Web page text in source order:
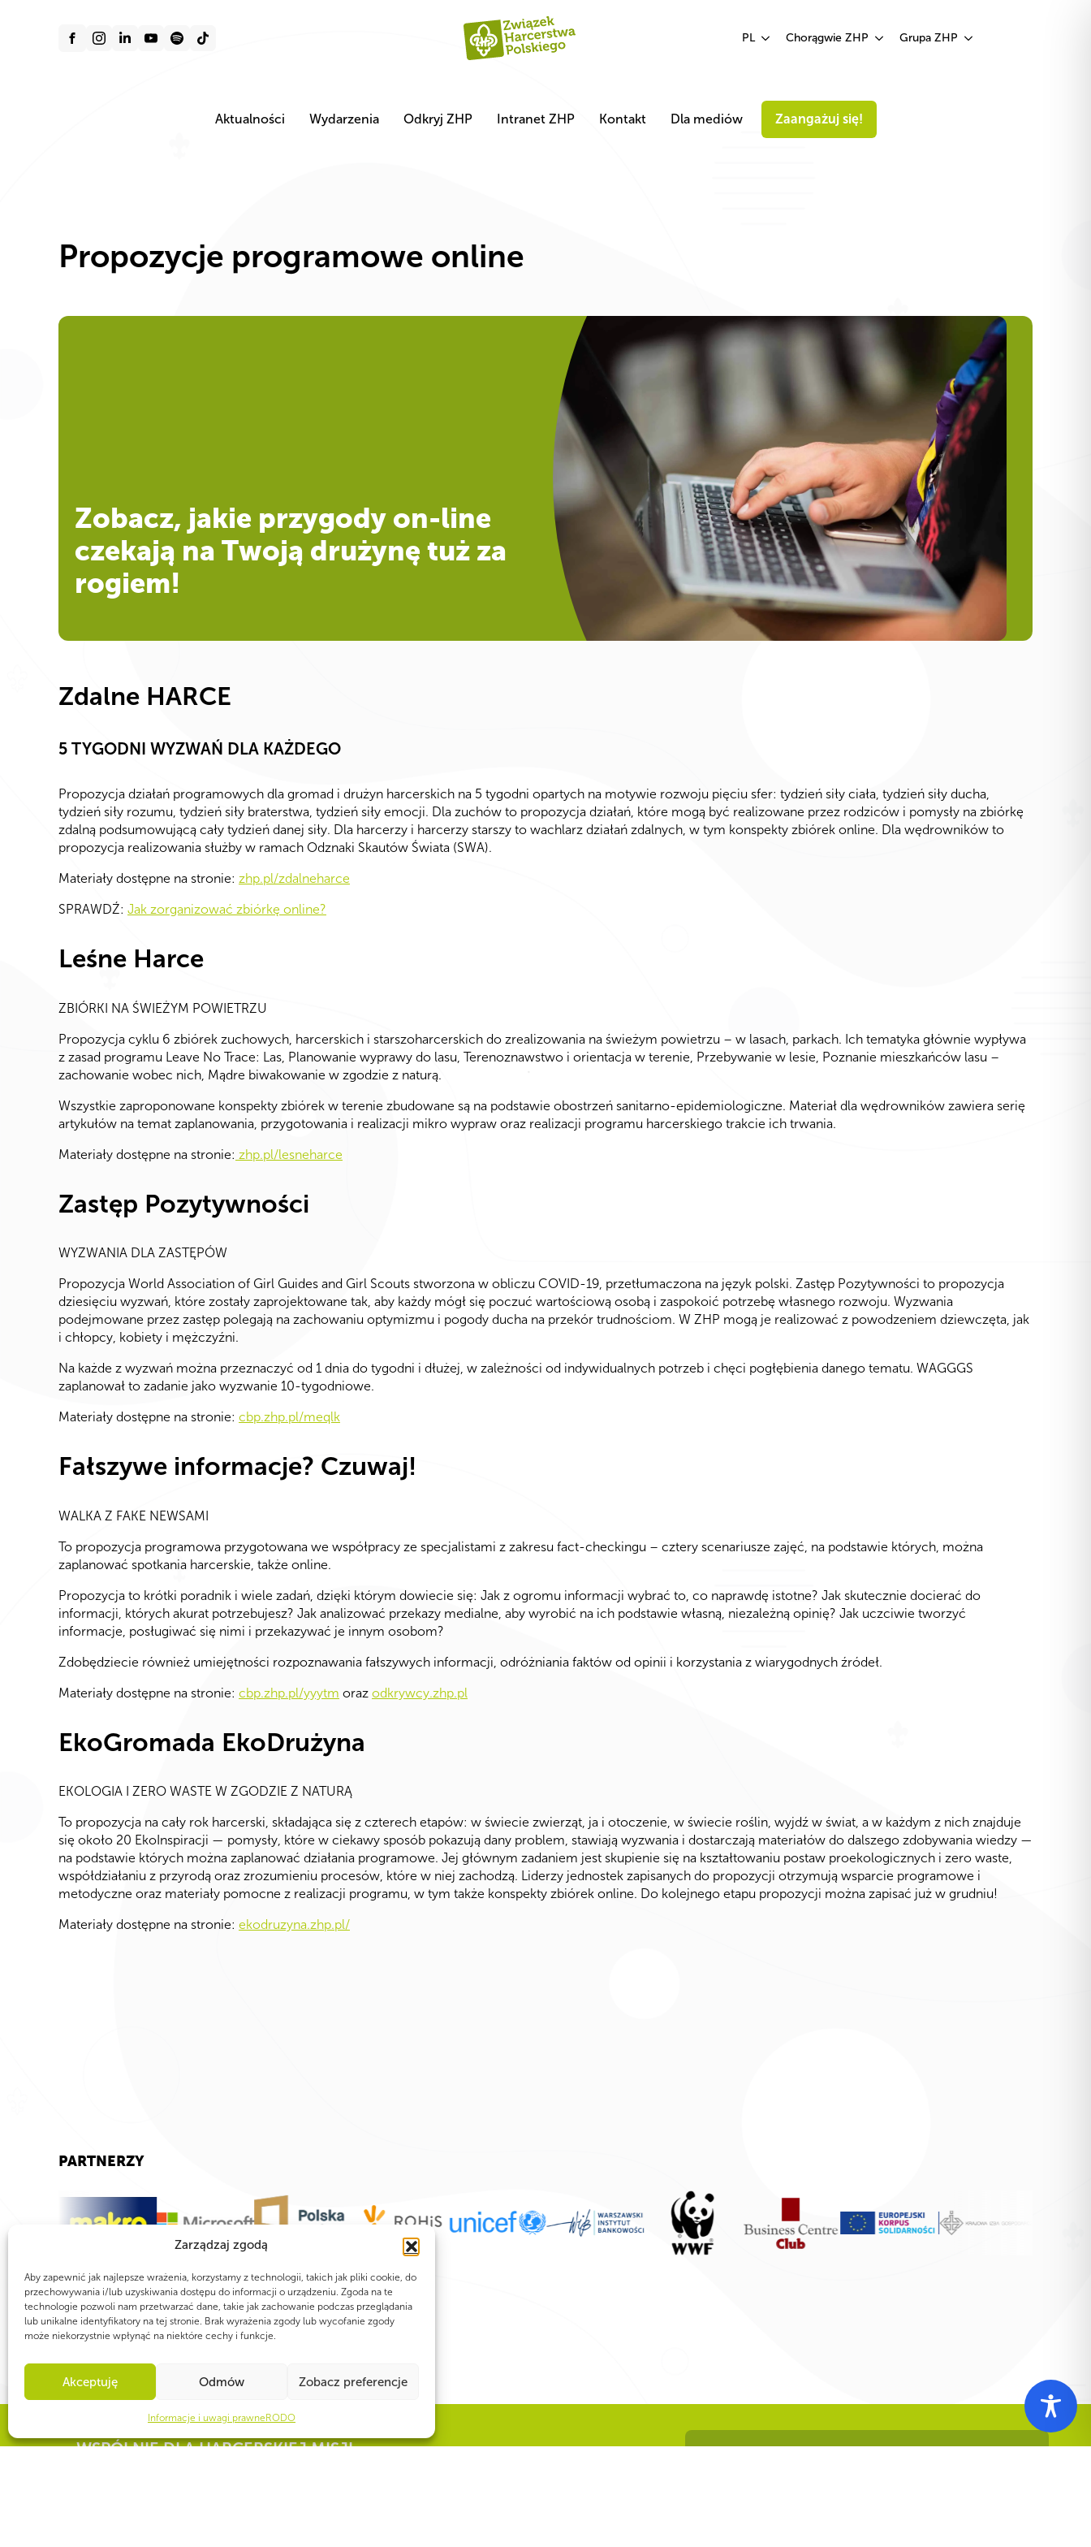
Zarządzaj zgodą
Aby zapewnić jak najlepsze wrażenia, korzystamy z technologii, takich jak pliki cookie, do
przechowywania i/lub uzyskiwania dostępu do informacji o urządzeniu. Zgoda na te
technologie pozwoli nam przetwarzać dane, takie jak zachowanie podczas przeglądania
lub unikalne identyfikatory na tej stronie. Brak wyrażenia zgody lub wycofanie zgody
może niekorzystnie wpłynąć na niektóre cechy i funkcje.
Akceptuję Odmów Zobacz preferencje
Informacje i uwagi prawne RODO
PL Chorągwie ZHP Grupa ZHP
Aktualności Wydarzenia Odkryj ZHP Intranet ZHP Kontakt Dla mediów Zaangażuj się!
Propozycje programowe online
Zobacz, jakie przygody on-line
czekają na Twoją drużynę tuż za
rogiem!
Zdalne HARCE​
5 TYGODNI WYZWAŃ DLA KAŻDEGO
Propozycja działań programowych dla gromad i drużyn harcerskich na 5 tygodni opartych na motywie rozwoju pięciu sfer: tydzień siły ciała, tydzień siły ducha,
tydzień siły rozumu, tydzień siły braterstwa, tydzień siły emocji. Dla zuchów to propozycja działań, które mogą być realizowane przez rodziców i pomysły na zbiórkę
zdalną podsumowującą cały tydzień danej siły. Dla harcerzy i harcerzy starszy to wachlarz działań zdalnych, w tym konspekty zbiórek online. Dla wędrowników to
propozycja realizowania służby w ramach Odznaki Skautów Świata (SWA).
Materiały dostępne na stronie: zhp.pl/zdalneharce
SPRAWDŹ: Jak zorganizować zbiórkę online?
Leśne Harce
ZBIÓRKI NA ŚWIEŻYM POWIETRZU
Propozycja cyklu 6 zbiórek zuchowych, harcerskich i starszoharcerskich do zrealizowania na świeżym powietrzu – w lasach, parkach. Ich tematyka głównie wypływa
z zasad programu Leave No Trace: Las, Planowanie wyprawy do lasu, Terenoznawstwo i orientacja w terenie, Przebywanie w lesie, Poznanie mieszkańców lasu –
zachowanie wobec nich, Mądre biwakowanie w zgodzie z naturą.
Wszystkie zaproponowane konspekty zbiórek w terenie zbudowane są na podstawie obostrzeń sanitarno-epidemiologiczne. Materiał dla wędrowników zawiera serię
artykułów na temat zaplanowania, przygotowania i realizacji mikro wypraw oraz realizacji programu harcerskiego trakcie ich trwania.
Materiały dostępne na stronie: zhp.pl/lesneharce
Zastęp Pozytywności
WYZWANIA DLA ZASTĘPÓW
Propozycja World Association of Girl Guides and Girl Scouts stworzona w obliczu COVID-19, przetłumaczona na język polski. Zastęp Pozytywności to propozycja
dziesięciu wyzwań, które zostały zaprojektowane tak, aby każdy mógł się poczuć wartościową osobą i zaspokoić potrzebę własnego rozwoju. Wyzwania
podejmowane przez zastęp polegają na zachowaniu optymizmu i pogody ducha na przekór trudnościom. W ZHP mogą je realizować z powodzeniem dziewczęta, jak
i chłopcy, kobiety i mężczyźni.
Na każde z wyzwań można przeznaczyć od 1 dnia do tygodni i dłużej, w zależności od indywidualnych potrzeb i chęci pogłębienia danego tematu. WAGGGS
zaplanował to zadanie jako wyzwanie 10-tygodniowe.
Materiały dostępne na stronie: cbp.zhp.pl/meqlk
Fałszywe informacje? Czuwaj!
WALKA Z FAKE NEWSAMI
To propozycja programowa przygotowana we współpracy ze specjalistami z zakresu fact-checkingu – cztery scenariusze zajęć, na podstawie których, można
zaplanować spotkania harcerskie, także online.
Propozycja to krótki poradnik i wiele zadań, dzięki którym dowiecie się: Jak z ogromu informacji wybrać to, co naprawdę istotne? Jak skutecznie docierać do
informacji, których akurat potrzebujesz? Jak analizować przekazy medialne, aby wyrobić na ich podstawie własną, niezależną opinię? Jak uczciwie tworzyć
informacje, posługiwać się nimi i przekazywać je innym osobom?
Zdobędziecie również umiejętności rozpoznawania fałszywych informacji, odróżniania faktów od opinii i korzystania z wiarygodnych źródeł.
Materiały dostępne na stronie: cbp.zhp.pl/yyytm oraz odkrywcy.zhp.pl
EkoGromada EkoDrużyna
EKOLOGIA I ZERO WASTE W ZGODZIE Z NATURĄ
To propozycja na cały rok harcerski, składająca się z czterech etapów: w świecie zwierząt, ja i otoczenie, w świecie roślin, wyjdź w świat, a w każdym z nich znajduje
się około 20 EkoInspiracji — pomysły, które w ciekawy sposób pokazują dany problem, stawiają wyzwania i dostarczają materiałów do dalszego zdobywania wiedzy —
na podstawie których można zaplanować działania programowe. Jej głównym zadaniem jest skupienie się na kształtowaniu postaw proekologicznych i zero waste,
współdziałaniu z przyrodą oraz zrozumieniu procesów, które w niej zachodzą. Liderzy jednostek zapisanych do propozycji otrzymują wsparcie programowe i
metodyczne oraz materiały pomocne z realizacji programu, w tym także konspekty zbiórek online. Do kolejnego etapu propozycji można zapisać już w grudniu!
Materiały dostępne na stronie: ekodruzyna.zhp.pl/
PARTNERZY
WSPÓLNIE DLA HARCERSKIEJ MISJI